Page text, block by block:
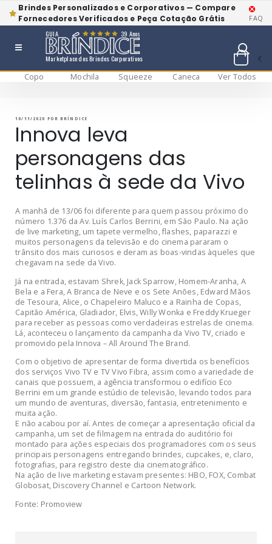
Brindes Personalizados e Corporativos — Compare
Fornecedores Verificados e Peça Cotação Grátis
FAQ
Marketplace dos Brindes Corporativos
GUIA 39 Anos
Copo Mochila Squeeze Caneca
Ver Todos
conteúdo
PUBLICADO
10/11/2020 PORBRÍNDICE
Innova leva
personagens das
telinhas à sede da Vivo
A manhã de 13/06 foi diferente para quem passou próximo do
número 1.376 da Av. Luís Carlos Berrini, em São Paulo. Na ação
de live marketing, um tapete vermelho, flashes, paparazzi e
muitos personagens da televisão e do cinema pararam o
trânsito dos mais curiosos e deram as boas-vindas àqueles que
chegavam na sede da Vivo.
Já na entrada, estavam Shrek, Jack Sparrow, Homem-Aranha, A
Bela e a Fera, A Branca de Neve e os Sete Anões, Edward Mãos
de Tesoura, Alice, o Chapeleiro Maluco e a Rainha de Copas,
Capitão América, Gladiador, Elvis, Willy Wonka e Freddy Krueger
para receber as pessoas como verdadeiras estrelas de cinema.
Lá, aconteceu o lançamento da campanha da Vivo TV, criado e
promovido pela Innova – All Around The Brand.
Com o objetivo de apresentar de forma divertida os benefícios
dos serviços Vivo TV e TV Vivo Fibra, assim como a variedade de
canais que possuem, a agência transformou o edifício Eco
Berrini em um grande estúdio de televisão, levando todos para
um mundo de aventuras, diversão, fantasia, entretenimento e
muita ação.
E não acabou por aí. Antes de começar a apresentação oficial da
campanha, um set de filmagem na entrada do auditório foi
montado para ações especiais dos programadores com os seus
principais personagens entregando brindes, cupcakes, e, claro,
fotografias, para registro deste dia cinematográfico.
Na ação de live marketing estavam presentes: HBO, FOX, Combat
Globosat, Discovery Channel e Cartoon Network.
Fonte: Promoview